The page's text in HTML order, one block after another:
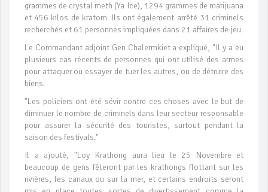
grammes de crystal meth (Ya Ice), 1294 grammes de marijuana
et 456 kilos de kratom. Ils ont également arrêté 31 criminels
recherchés et 61 personnes impliquées dans 21 affaires de jeu.
Le Commandant adjoint Gen Chalermkiet a expliqué, "Il y a eu
plusieurs cas récents de personnes qui ont utilisé des armes
pour attaquer ou essayer de tuer les autres, ou de détruire des
biens.
"Les policiers ont été sévir contre ces choses avec le but de
diminuer le nombre de criminels dans leur secteur responsable
pour assurer la sécurité des touristes, surtout pendant la
saison des festivals."
Il a ajouté, "Loy Krathong aura lieu le 25 Novembre et
beaucoup de gens fêteront par les krathongs flottant sur les
rivières, les canaux ou sur la mer, et certains endroits seront